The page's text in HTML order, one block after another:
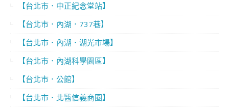
【台北市．中正紀念堂站】
【台北市．內湖．737巷】
【台北市．內湖．湖光市場】
【台北市．內湖科學園區】
【台北市．公館】
【台北市．北醫信義商圈】